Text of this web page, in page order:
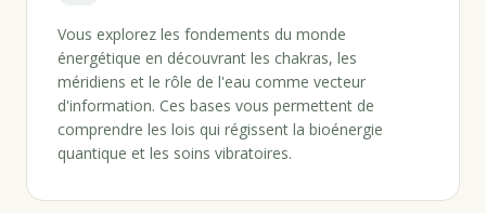
Vous explorez les fondements du monde
énergétique en découvrant les chakras, les
méridiens et le rôle de l'eau comme vecteur
d'information. Ces bases vous permettent de
comprendre les lois qui régissent la bioénergie
quantique et les soins vibratoires.